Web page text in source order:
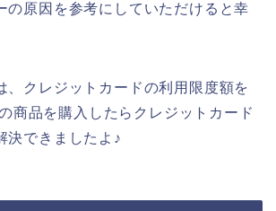
の原因を参考にしていただけると幸
、クレジットカードの利用限度額を
商品を購入したらクレジットカード
決できましたよ♪